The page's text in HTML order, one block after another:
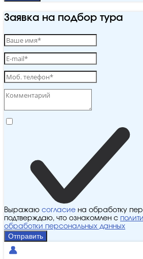
Заявка на подбор тура
Выражаю согласие на обработку
подтверждаю, что ознакомлен с
обработки персональных данных
Отправить